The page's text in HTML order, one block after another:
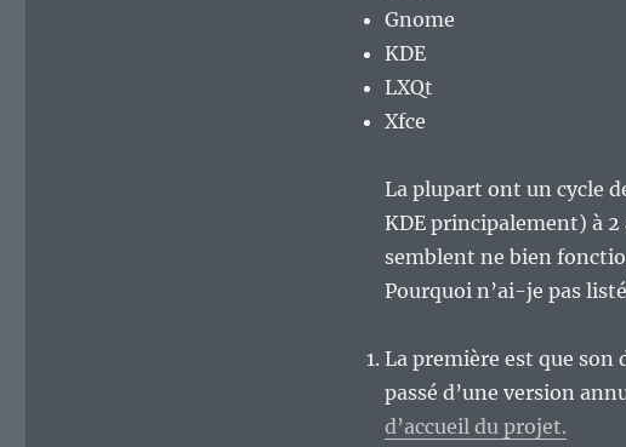
Gnome
KDE
LXQt
Xfce
La plupart ont un cycle
KDE principalement) à 2
semblent ne bien
Pourquoi n’ai-je pas
La première est que son
passé d’une version
d’accueil du projet.